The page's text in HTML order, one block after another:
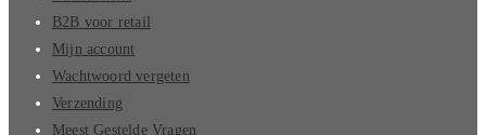
B2B voor retail
Mijn account
Wachtwoord vergeten
Verzending
Meest Gestelde Vragen